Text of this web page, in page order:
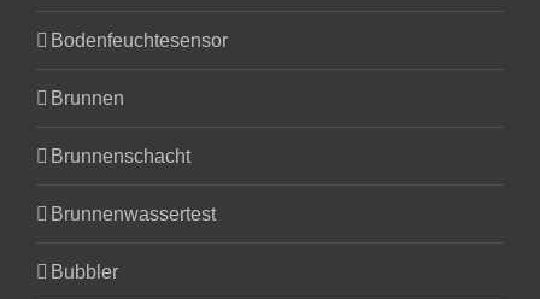
Bodenfeuchtesensor
Brunnen
Brunnenschacht
Brunnenwassertest
Bubbler